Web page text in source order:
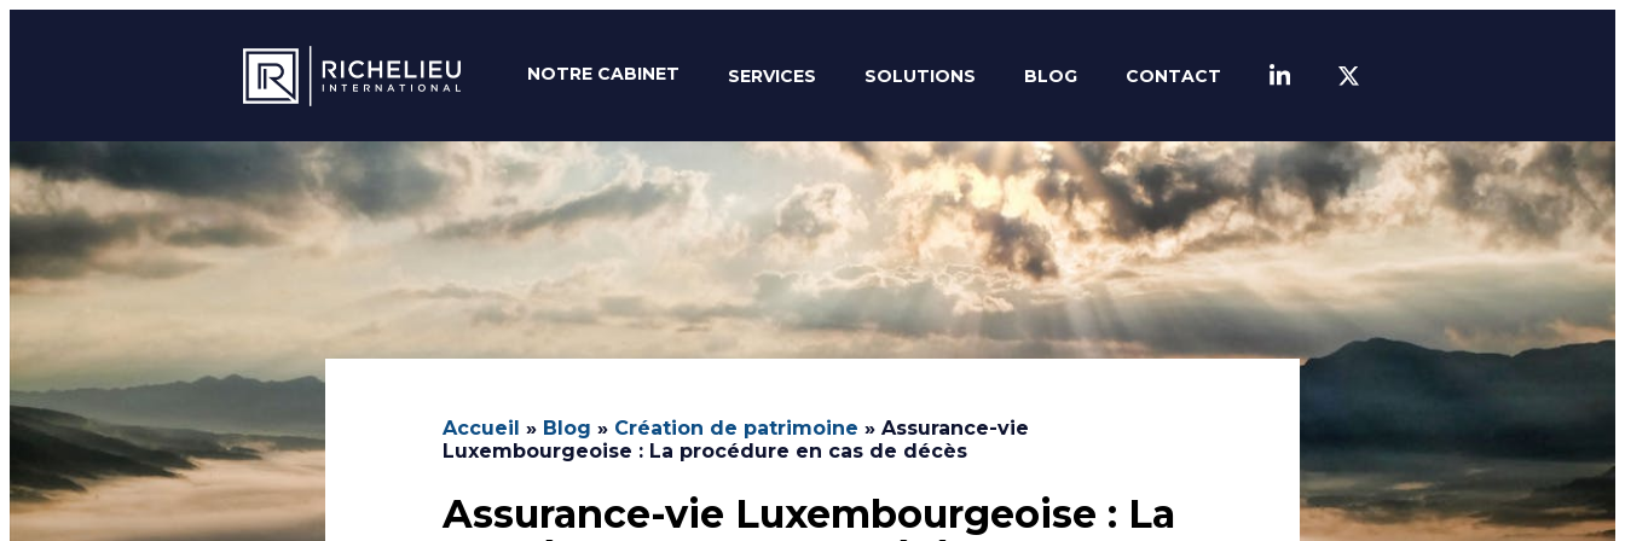
NOTRE CABINET SERVICES SOLUTIONS BLOG CONTACT
LINKEDINTWITTER
Accueil » Blog » Création de patrimoine » Assurance-vie
Luxembourgeoise : La procédure en cas de décès
Assurance-vie Luxembourgeoise : La